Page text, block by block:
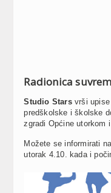
Radionica
Studio Starsvrši upise
predškolske i školske
zgradi Općine utorkom
Možete se informirati
utorak 4.10. kada i